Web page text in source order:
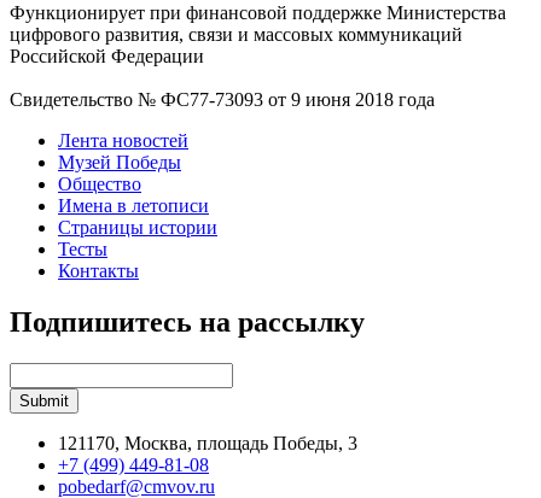
Функционирует при финансовой поддержке Министерства
цифрового развития, связи и массовых коммуникаций
Российской Федерации
Свидетельство № ФС77-73093 от 9 июня 2018 года
Лента новостей
Музей Победы
Общество
Имена в летописи
Страницы истории
Тесты
Контакты
Подпишитесь на рассылку
121170, Москва, площадь Победы, 3
+7 (499) 449-81-08
pobedarf@cmvov.ru